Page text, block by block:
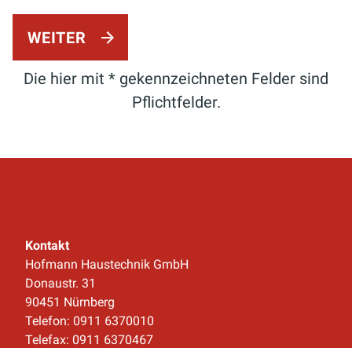
WEITER
Die hier mit * gekennzeichneten Felder sind
Pflichtfelder.
Kontakt
Hofmann Haustechnik GmbH
Donaustr. 31
90451 Nürnberg
Telefon: 0911 6370010
Telefax: 0911 6370467